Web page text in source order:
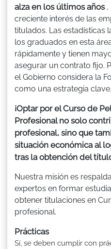
alza en los últimos años,
creciente interés de las
titulados. Las estadísticas
los graduados en esta
rápidamente y tienen
asegurar un contrato fijo.
el Gobierno considera la
como una estrategia clave.
¡Optar por el Curso de
Profesional no solo
profesional, sino que
situación económica al
tras la obtención del
Nuestra misión es
expertos en formar
obtener titulaciones en
profesional.
Prácticas
Sí, se deben cumplir con